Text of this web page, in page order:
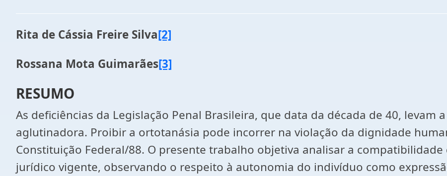
Rita de Cássia Freire Silva[2]
Rossana Mota Guimarães[3]
RESUMO
As deficiências da Legislação Penal Brasileira, que data da década de 40, levam
aglutinadora. Proibir a ortotanásia pode incorrer na violação da dignidade
Constituição Federal/88. O presente trabalho objetiva analisar a
jurídico vigente, observando o respeito à autonomia do indivíduo como